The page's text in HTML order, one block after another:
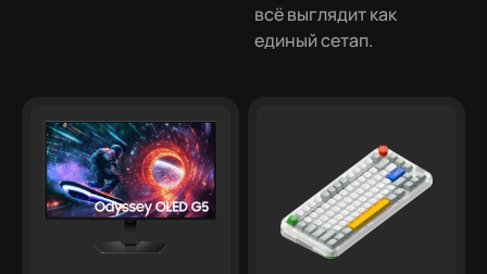
Полная прозрачность: официальная
гарантия на каждую деталь системы.
всё выглядит как
единый сетап.